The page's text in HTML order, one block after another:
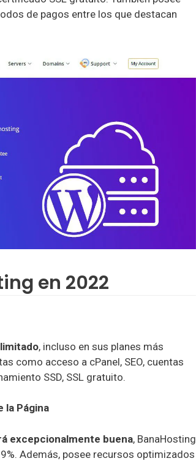
de pagos entre los que destacan
en 2022
, incluso en sus planes más
como acceso a cPanel, SEO, cuentas
SSD, SSL gratuito.
la Página
excepcionalmente buena, BanaHosting
Además, posee recursos optimizados